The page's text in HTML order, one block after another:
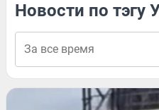
Новости по тэгу